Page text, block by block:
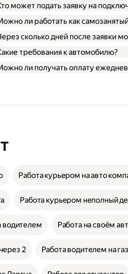
может подать заявку на
ли работать как
сколько дней после заявки
требования к автомобилю?
ли получать оплату
Работа курьером на авто
Работа курьером неполный
водителем Работа на своём
2 Работа водителем на